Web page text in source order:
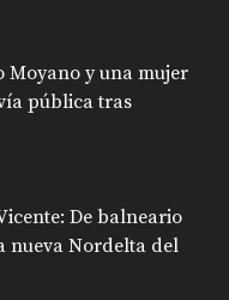
Moyano y una mujer
pública tras
De balneario
nueva Nordelta del